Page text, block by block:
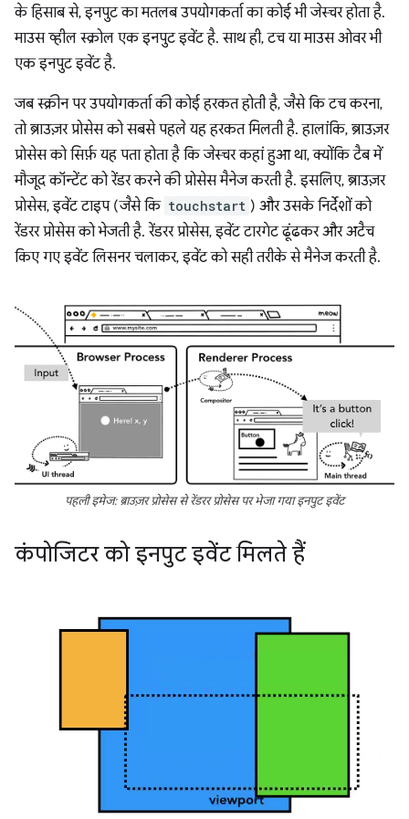
के हिसाब से, इनपुट का मतलब उपयोगकर्ता का कोई भी जेस्चर होता है.
माउस व्हील स्क्रोल एक इनपुट इवेंट है. साथ ही, टच या माउस ओवर भी
एक इनपुट इवेंट है.
जब स्क्रीन पर उपयोगकर्ता की कोई हरकत होती है, जैसे कि टच करना,
तो ब्राउज़र प्रोसेस को सबसे पहले यह हरकत मिलती है. हालांकि, ब्राउज़र
प्रोसेस को सिर्फ़ यह पता होता है कि जेस्चर कहां हुआ था, क्योंकि टैब में
मौजूद कॉन्टेंट को रेंडर करने की प्रोसेस मैनेज करती है. इसलिए, ब्राउज़र
प्रोसेस, इवेंट टाइप (जैसे कि touchstart ) और उसके निर्देशों को
रेंडरर प्रोसेस को भेजती है. रेंडरर प्रोसेस, इवेंट टारगेट ढूंढकर और अटैच
किए गए इवेंट लिसनर चलाकर, इवेंट को सही तरीके से मैनेज करती है.
पहली इमेज: ब्राउज़र प्रोसेस से रेंडरर प्रोसेस पर भेजा गया इनपुट इवेंट
कंपोजिटर को इनपुट इवेंट मिलते हैं